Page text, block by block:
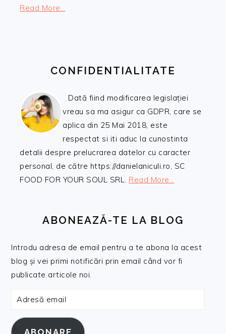
Read More…
CONFIDENTIALITATE
Dată fiind modificarea legislației
vreau sa ma asigur ca GDPR, care se
aplica din 25 Mai 2018, este
respectat si iti aduc la cunostinta
detalii despre prelucrarea datelor cu caracter
personal, de către https://danielaniculi.ro, SC
FOOD FOR YOUR SOUL SRL. Read More…
ABONEAZĂ-TE LA BLOG
Introdu adresa de email pentru a te abona la acest
blog și vei primi notificări prin email când vor fi
publicate articole noi.
Adresă